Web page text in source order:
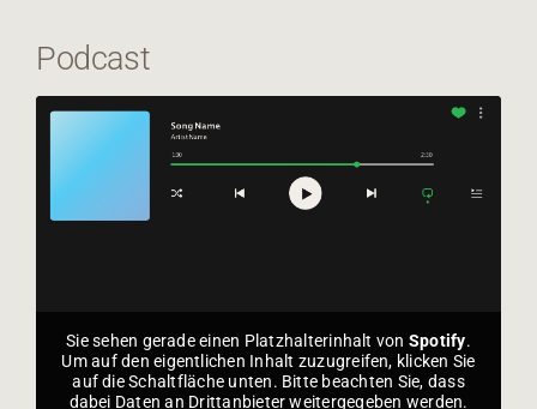
Podcast
Sie sehen gerade einen Platzhalterinhalt von Spotify.
Um auf den eigentlichen Inhalt zuzugreifen, klicken Sie
auf die Schaltfläche unten. Bitte beachten Sie, dass
dabei Daten an Drittanbieter weitergegeben werden.